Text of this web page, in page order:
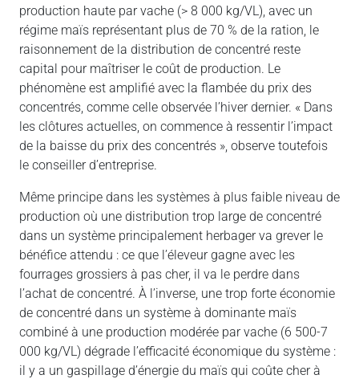
production haute par vache (> 8 000 kg/VL), avec un
régime maïs représentant plus de 70 % de la ration, le
raisonnement de la distribution de concentré reste
capital pour maîtriser le coût de production. Le
phénomène est amplifié avec la flambée du prix des
concentrés, comme celle observée l’hiver dernier. « Dans
les clôtures actuelles, on commence à ressentir l’impact
de la baisse du prix des concentrés », observe toutefois
le conseiller d’entreprise.
Même principe dans les systèmes à plus faible niveau de
production où une distribution trop large de concentré
dans un système principalement herbager va grever le
bénéfice attendu : ce que l’éleveur gagne avec les
fourrages grossiers à pas cher, il va le perdre dans
l’achat de concentré. À l’inverse, une trop forte économie
de concentré dans un système à dominante maïs
combiné à une production modérée par vache (6 500-7
000 kg/VL) dégrade l’efficacité économique du système :
il y a un gaspillage d’énergie du maïs qui coûte cher à